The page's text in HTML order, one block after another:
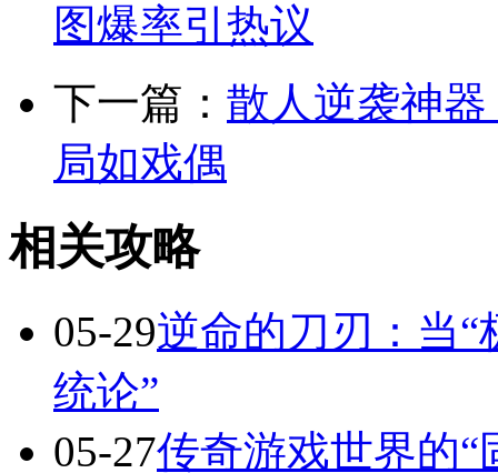
图爆率引热议
下一篇： 散人逆袭神
局如戏偶
相关攻略
05-29逆命的刀刃：当“
统论”
05-27传奇游戏世界的“